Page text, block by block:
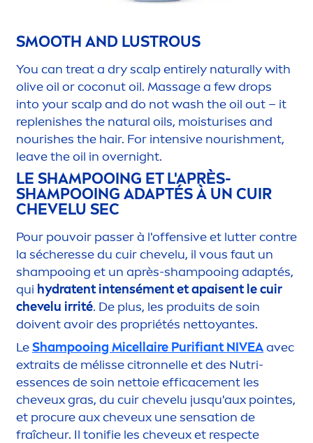
SMOOTH AND LUSTROUS
You can treat a dry scalp entirely naturallywith
olive oil or coconut oil. Massage a fewdrops
into your scalp and do not wash the oil out – it
replenishes the natural oils, moisturises and
nourishes the hair. For intensive nourishment,
leave the oil in overnight.
LE SHAMPOOING ET L'APRÈS-
SHAMPOOING ADAPTÉS À UN CUIR
CHEVELU SEC
Pour pouvoir passer à l'offensive et lutter contre
la sécheresse du cuir chevelu, il vous faut un
shampooing et un après-shampooing adaptés,
qui hydratent intensément et apaisent le cuir
chevelu irrité. De plus, les produits de soin
doivent avoir des propriétés nettoyantes.
LeShampooing Micellaire PurifiantNIVEAavec
extraits de mélisse citronnelle et des Nutri-
essences de soin nettoie efficacement les
cheveux gras, du cuir chevelu jusqu'aux pointes,
et procure aux cheveux unesensation de
fraîcheur. Il tonifie les cheveux et respecte